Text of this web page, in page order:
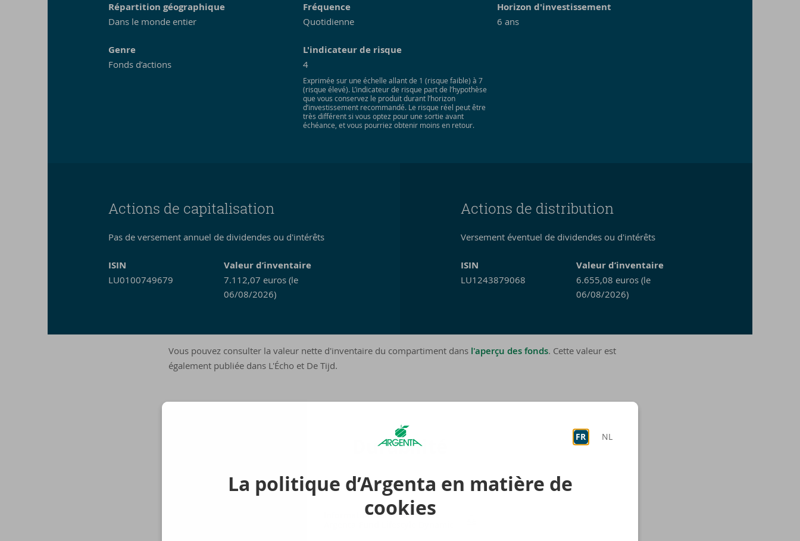
FR NL
La politique d’Argenta en matière de
cookies
Répartition géographique
Dans le monde entier
Fréquence
Quotidienne
Horizon d'investissement
6ans
Genre
Fonds d’actions
L'indicateur de risque
4
Exprimée sur une échelle allant de 1 (risque faible) à 7
(risque élevé). L’indicateur de risque part de l’hypothèse
que vous conservez le produit durant l’horizon
d’investissement recommandé. Le risque réel peut être
très différent si vous optez pour une sortie avant
échéance, et vous pourriez obtenir moins en retour.
Actions de capitalisation
Pas de versement annuel de dividendes ou d'intérêts
ISIN
LU0100749679
Valeur d’inventaire
7.112,07 euros (le
06/08/2026)
Actions de distribution
Versement éventuel de dividendes ou d'intérêts
ISIN
LU1243879068
Valeur d’inventaire
6.655,08 euros (le
06/08/2026)
Vous pouvez consulter la valeur nette d'inventaire du compartiment dans l'aperçu des fonds. Cette valeur est
également publiée dans L'Écho et De Tijd.
Du­ra­bi­li­té
In­for­ma­tion sur la du­ra­bi­li­té